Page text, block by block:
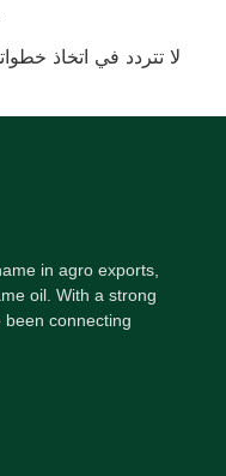
لا تتردد في اتخاذ
in agro exports,
oil. With a strong
been connecting